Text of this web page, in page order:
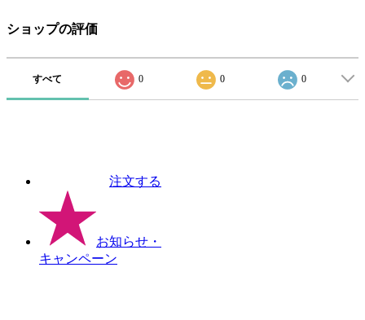
ショップの評価
すべて 0 0 0
注文する
お知らせ ・
キャンペーン